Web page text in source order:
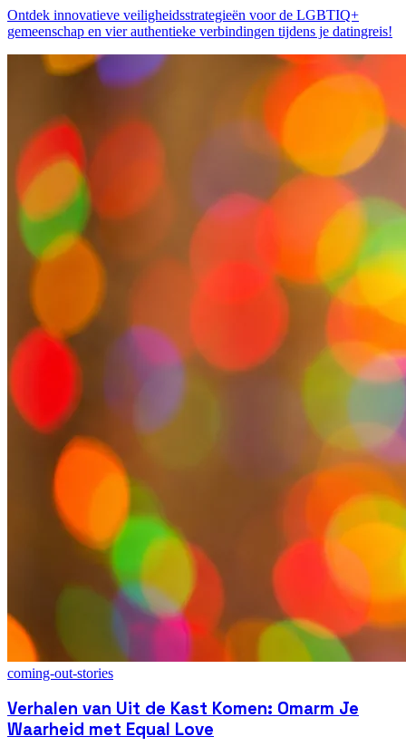
Ontdek innovatieve veiligheidsstrategieën voor de LGBTIQ+
gemeenschap en vier authentieke verbindingen tijdens je datingreis!
coming-out-stories
Verhalen van Uit de Kast Komen: Omarm Je
Waarheid met Equal Love